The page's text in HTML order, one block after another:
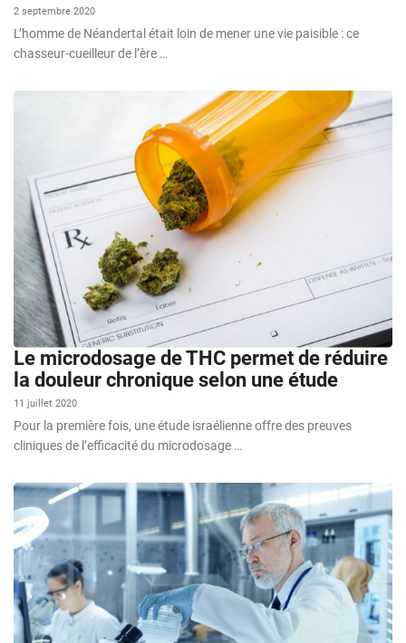
2 septembre 2020
L’homme de Néandertal était loin de mener une vie paisible : ce
chasseur-cueilleur de l’ère …
Le microdosage de THC permet de réduire
la douleur chronique selon une étude
11 juillet 2020
Pour la première fois, une étude israélienne offre des preuves
cliniques de l’efficacité du microdosage …